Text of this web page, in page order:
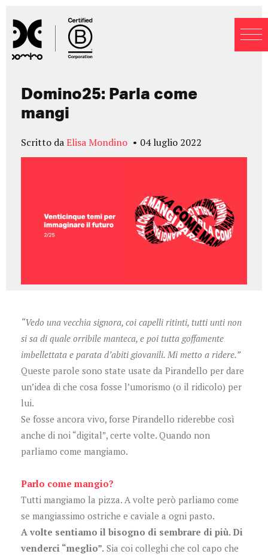
Blog
Domino25: Parla come
mangi
Scritto daElisa Mondino 04 luglio 2022
“Vedo una vecchia signora, coi capelli ritinti, tutti unti non
si sa di quale orribile manteca, e poi tutta goffamente
imbellettata e parata d’abiti giovanili. Mi metto a ridere.”
Queste parole sono state usate da Pirandello per dare
un’idea di che cosa fosse l’umorismo (o il ridicolo) per
lui.
Se fosse ancora vivo, forse Pirandello riderebbe così
anche di noi “digital”, certe volte. Quando non
parliamo come mangiamo.
Parlo come mangio?
Tutti mangiamo la pizza. A volte però parliamo come
se mangiassimo ostriche e caviale a ogni pasto.
A volte sentiamo il bisogno di sembrare di più. Di
venderci “meglio”. Sia coi colleghi che col capo che